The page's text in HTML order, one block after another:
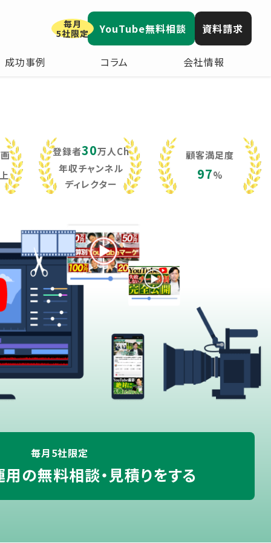
成功事例 コラム 会社情報
毎月
5社限定
YouTube無料相談 資料請求
登録者30万人Ch
年収チャンネル
ディレクター
顧客満足度
97%
毎月5社限定
の無料相談・見積りをする